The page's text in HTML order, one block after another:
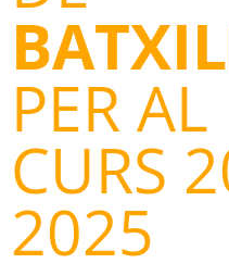
PER AL
CURS
2025